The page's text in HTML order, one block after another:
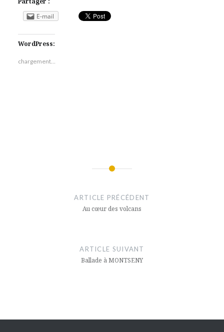
E-mail
WordPress:
chargement…
ARTICLE PRÉCÉDENT
Au cœur des volcans
ARTICLE SUIVANT
Ballade à MONTSENY